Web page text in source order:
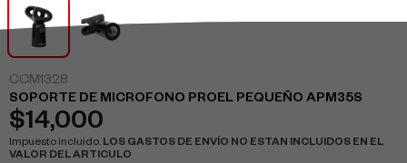
CCM1328
SOPORTE DE MICROFONO PROEL PEQUEÑO APM35S
$14,000
Impuesto incluido. LOS GASTOS DE ENVÍO NO ESTAN INCLUIDOS EN EL
VALOR DEL ARTICULO